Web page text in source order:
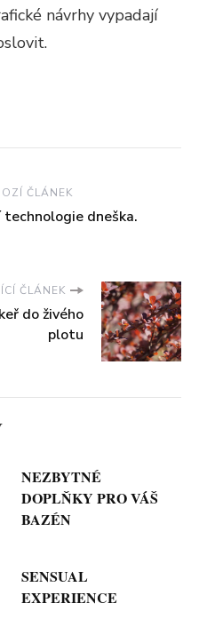
návrhy vypadají
ČLÁNEK
technologie dneška.
ČLÁNEK
do živého
plotu
NEZBYTNÉ
DOPLŇKY PRO VÁŠ
BAZÉN
SENSUAL
EXPERIENCE